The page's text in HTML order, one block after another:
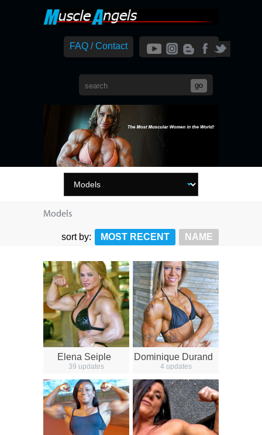
FAQ / Contact
Models
sort by: MOST RECENT NAME
Elena Seiple
39 updates
Dominique Durand
4 updates